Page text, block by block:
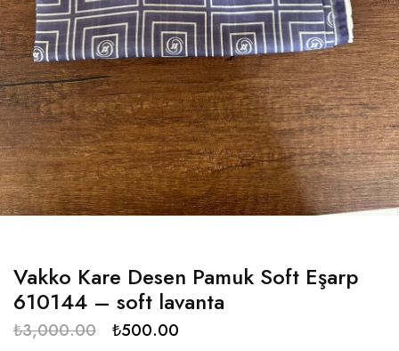
Vakko Kare Desen Pamuk Soft Eşarp
610144 – soft lavanta
₺3,000.00 ₺500.00